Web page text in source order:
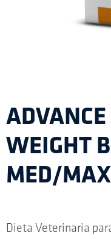
WEIGHT
MED/
Dieta Veterinaria